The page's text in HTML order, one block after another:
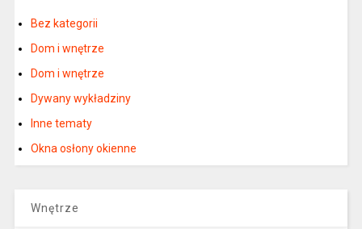
Bez kategorii
Dom i wnętrze
Dom i wnętrze
Dywany wykładziny
Inne tematy
Okna osłony okienne
Wnętrze